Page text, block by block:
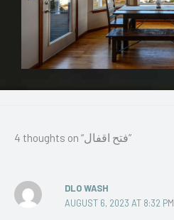
4 thoughts on “فتح اقفال”
DLO WASH
AUGUST 6, 2023 AT 8:32 PM